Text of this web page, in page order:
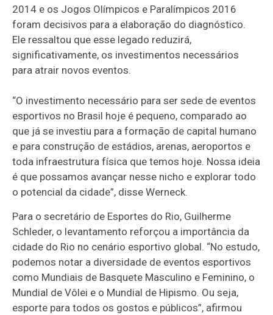
2014 e os Jogos Olímpicos e Paralímpicos 2016
foram decisivos para a elaboração do diagnóstico.
Ele ressaltou que esse legado reduzirá,
significativamente, os investimentos necessários
para atrair novos eventos.
“O investimento necessário para ser sede de eventos
esportivos no Brasil hoje é pequeno, comparado ao
que já se investiu para a formação de capital humano
e para construção de estádios, arenas, aeroportos e
toda infraestrutura física que temos hoje. Nossa ideia
é que possamos avançar nesse nicho e explorar todo
o potencial da cidade”, disse Werneck.
Para o secretário de Esportes do Rio, Guilherme
Schleder, o levantamento reforçou a importância da
cidade do Rio no cenário esportivo global. “No estudo,
podemos notar a diversidade de eventos esportivos
como Mundiais de Basquete Masculino e Feminino, o
Mundial de Vôlei e o Mundial de Hipismo. Ou seja,
esporte para todos os gostos e públicos”, afirmou